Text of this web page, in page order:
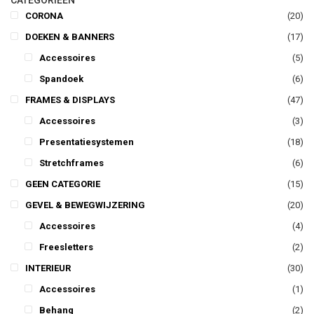
CORONA
(20)
DOEKEN & BANNERS
(17)
Accessoires
(5)
Spandoek
(6)
FRAMES & DISPLAYS
(47)
Accessoires
(3)
Presentatiesystemen
(18)
Stretchframes
(6)
GEEN CATEGORIE
(15)
GEVEL & BEWEGWIJZERING
(20)
Accessoires
(4)
Freesletters
(2)
INTERIEUR
(30)
Accessoires
(1)
Behang
(2)